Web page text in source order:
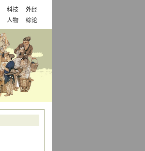
科技
外经
人物 综论